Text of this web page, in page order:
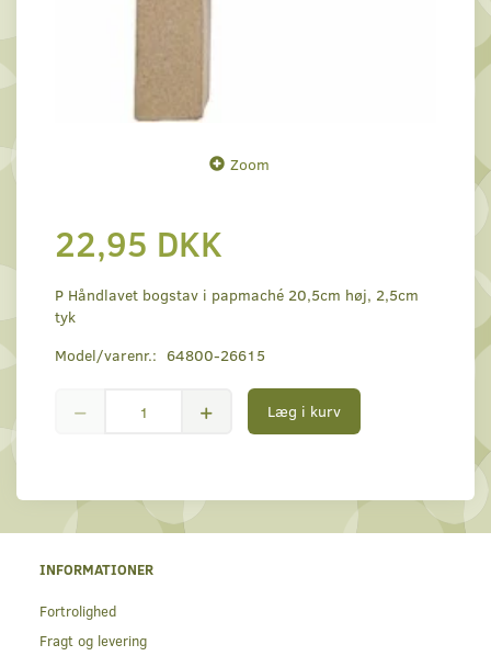
Zoom
22,95 DKK
P Håndlavet bogstav i papmaché 20,5cm høj, 2,5cm
tyk
Model/varenr.: 64800-26615
Læg i kurv
INFORMATIONER
Fortrolighed
Fragt og levering